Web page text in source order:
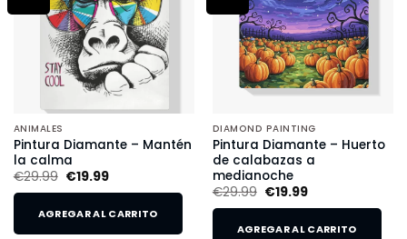
ANIMALES
Pintura Diamante – Mantén
la calma
€29.99 €19.99
AGREGAR AL CARRITO
DIAMOND PAINTING
Pintura Diamante – Huerto
de calabazas a
medianoche
€29.99 €19.99
AGREGAR AL CARRITO